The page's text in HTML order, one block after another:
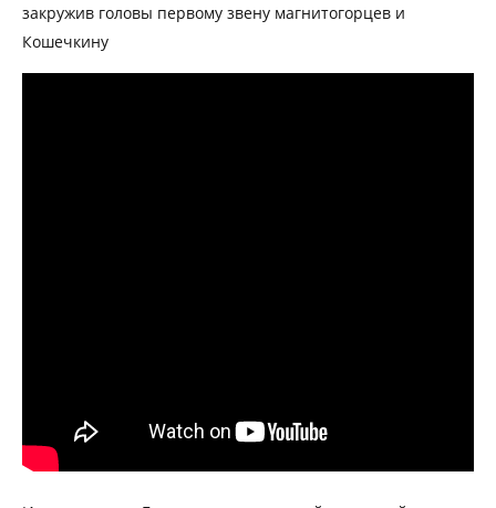
закружив головы первому звену магнитогорцев и
Кошечкину